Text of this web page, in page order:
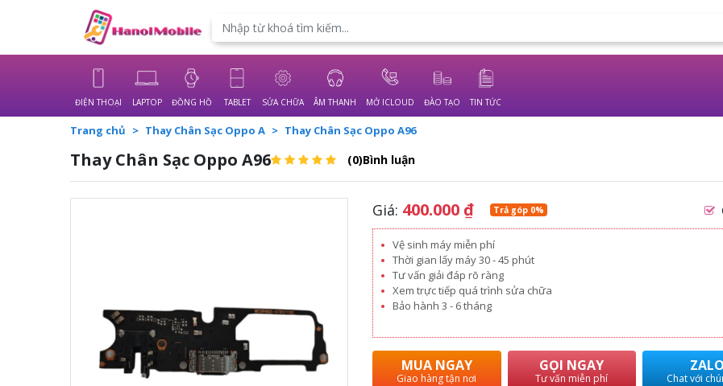
Translate
ĐIỆN THOẠI LAPTOP ĐỒNG HỒ TABLET SỬA CHỮA ÂM THANH MỞ ICLOUD ĐÀO TẠO TIN TỨC
Trang chủ Thay Chân Sạc Oppo A Thay Chân Sạc Oppo A96
Thay Chân Sạc Oppo A96 (0)Bình luận
Giá: 400.000 ₫ Trả góp 0%
Vệ sinh máy miễn phí
Thời gian lấy máy 30 - 45 phút
Tư vấn giải đáp rõ ràng
Xem trực tiếp quá trình sửa chữa
Bảo hành 3 - 6 tháng
MUA NGAY
Giao hàng tận nơi
GỌI NGAY
Tư vấn miễn phí
ZALO
Chat với